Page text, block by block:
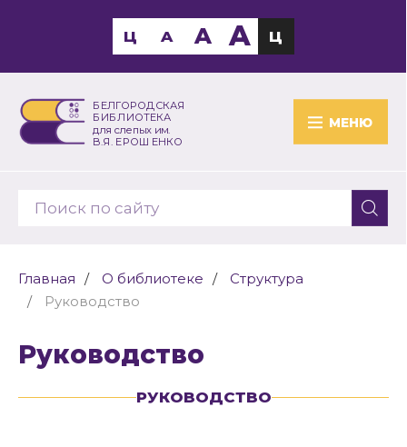
БЕЛГОРОДСКАЯ
БИБЛИОТЕКА
для слепых им.
В.Я. ЕРОШЕНКО
МЕНЮ
Ц A A A Ц
Главная О библиотеке
Структура
Руководство
Руководство
РУКОВОДСТВО